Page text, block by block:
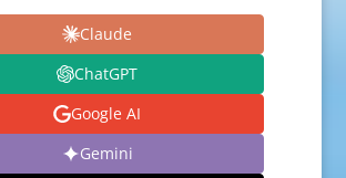
Claude
ChatGPT
Google AI
Gemini